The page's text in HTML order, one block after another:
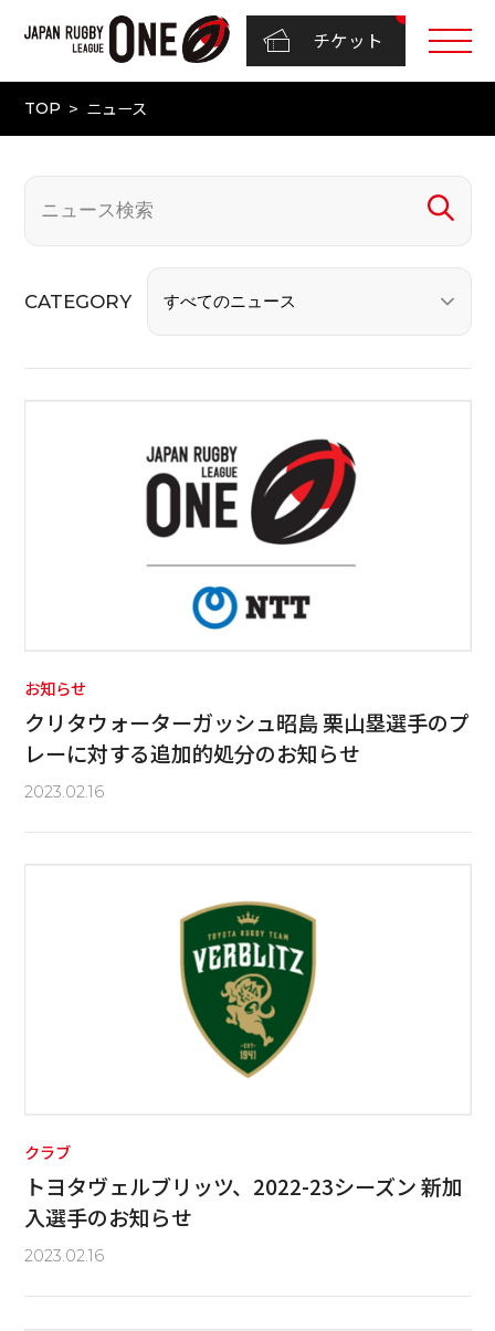
チケット
TOP ニュース
CATEGORY
お知らせ
クリタウォーターガッシュ昭島 栗山塁選手のプ
レーに対する追加的処分のお知らせ
2023.02.16
クラブ
トヨタヴェルブリッツ、2022-23シーズン 新加
入選手のお知らせ
2023.02.16